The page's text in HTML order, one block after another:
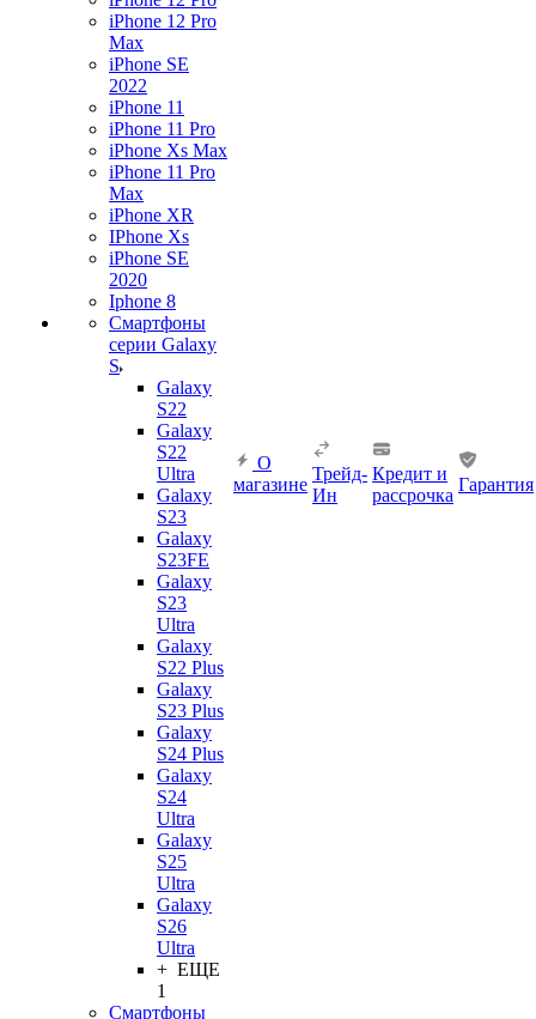
iPhone 12 Pro
Max
iPhone SE
2022
iPhone 11
iPhone 11 Pro
iPhone Xs Max
iPhone 11 Pro
Max
iPhone XR
IPhone Xs
iPhone SE
2020
Iphone 8
Смартфоны
серии Galaxy
S
Galaxy
S22
Galaxy
S22
Ultra
Galaxy
S23
Galaxy
S23FE
Galaxy
S23
Ultra
Galaxy
S22 Plus
Galaxy
S23 Plus
Galaxy
S24 Plus
Galaxy
S24
Ultra
Galaxy
S25
Ultra
Galaxy
S26
Ultra
+ ЕЩЕ
1
Смартфоны
О
магазине
Трейд-
Ин
Кредит и
рассрочка
Гарантия